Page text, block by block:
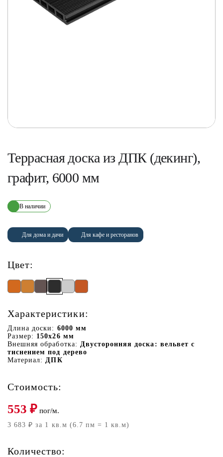
Террасная доска из ДПК (декинг),
графит, 6000 мм
В наличии
Для дома и дачи Для кафе и ресторанов
Цвет:
Характеристики:
Длина доски: 6000 мм
Размер: 150х26 мм
Внешняя обработка: Двусторонняя доска: вельвет с
тиснением под дерево
Материал: ДПК
Стоимость:
553 ₽ пог/м.
3 683 ₽ за 1 кв.м (6.7 пм = 1 кв.м)
Количество: